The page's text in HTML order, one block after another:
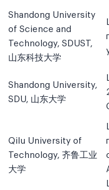
Shandong University
of Science and
Technology, SDUST,
山东科技大学
Shandong University,
SDU, 山东大学
Qilu University of
Technology, 齐鲁工业
大学